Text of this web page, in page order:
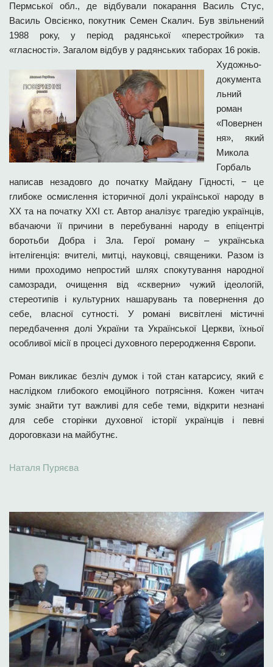
Пермської обл., де відбували покарання Василь Стус,
Василь Овсієнко, покутник Семен Скалич. Був звільнений
1988 року, у період радянської «перестройки» та
«гласності». Загалом відбув у радянських таборах 16 років.
Художньо-
документа
льний
роман
«Повернен
ня», який
Микола
Горбаль
написав незадовго до початку Майдану Гідності, − це
глибоке осмислення історичної долі української народу в
ХХ та на початку ХХІ ст. Автор аналізує трагедію українців,
вбачаючи її причини в перебуванні народу в епіцентрі
боротьби Добра і Зла. Герої роману – українська
інтелігенція: вчителі, митці, науковці, священики. Разом із
ними проходимо непростий шлях спокутування народної
самозради, очищення від «скверни» чужий ідеологій,
стереотипів і культурних нашарувань та повернення до
себе, власної сутності. У романі висвітлені містичні
передбачення долі України та Української Церкви, їхньої
особливої місії в процесі духовного переродження Європи.
Роман викликає безліч думок і той стан катарсису, який є
наслідком глибокого емоційного потрясіння. Кожен читач
зуміє знайти тут важливі для себе теми, відкрити незнані
для себе сторінки духовної історії українців і певні
дороговкази на майбутнє.
Наталя Пуряєва